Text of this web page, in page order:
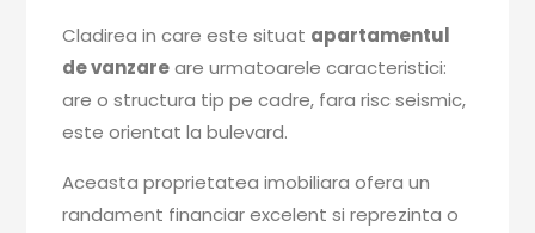
Cladirea in care este situat apartamentul
de vanzareare urmatoarele caracteristici:
are o structura tip pe cadre, fara risc seismic,
este orientat la bulevard.
Aceasta proprietatea imobiliara ofera un
randament financiar excelent si reprezinta o